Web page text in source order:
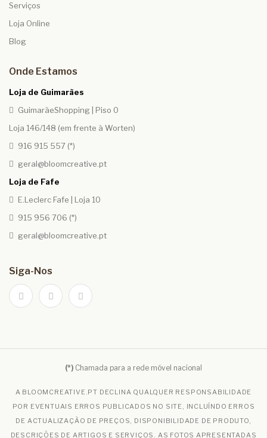
Serviços
Loja Online
Blog
Onde Estamos
Loja de Guimarães
GuimarãeShopping | Piso 0
Loja 146/148 (em frente à Worten)
916 915 557 (*)
geral@bloomcreative.pt
Loja de Fafe
E.Leclerc Fafe | Loja 10
915 956 706 (*)
geral@bloomcreative.pt
Siga-Nos
(*) Chamada para a rede móvel nacional
A BLOOMCREATIVE.PT DECLINA QUALQUER RESPONSABILIDADE
POR EVENTUAIS ERROS PUBLICADOS NO SITE, INCLUÍNDO ERROS
DE ACTUALIZAÇÃO DE PREÇOS, DISPONIBILIDADE DE PRODUTO,
DESCRIÇÕES DE ARTIGOS E SERVIÇOS. AS FOTOS APRESENTADAS